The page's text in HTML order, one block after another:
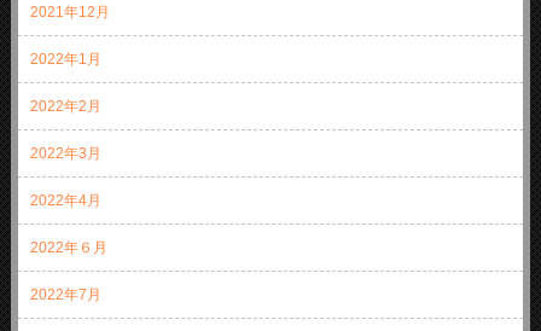
2021年12月
2022年1月
2022年2月
2022年3月
2022年4月
2022年６月
2022年7月